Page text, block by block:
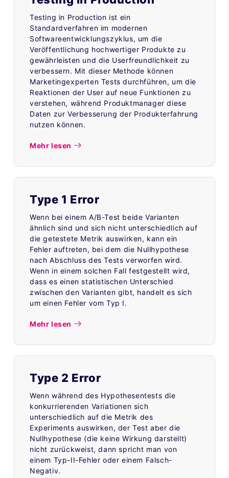
Testing in Production ist ein
Standardverfahren im modernen
Softwareentwicklungszyklus, um die
Veröffentlichung hochwertiger Produkte zu
gewährleisten und die Userfreundlichkeit zu
verbessern. Mit dieser Methode können
Marketingexperten Tests durchführen, um die
Reaktionen der User auf neue Funktionen zu
verstehen, während Produktmanager diese
Daten zur Verbesserung der Produkterfahrung
nutzen können.
Mehr lesen
Type 1 Error
Wenn bei einem A/B-Test beide Varianten
ähnlich sind und sich nicht unterschiedlich auf
die getestete Metrik auswirken, kann ein
Fehler auftreten, bei dem die Nullhypothese
nach Abschluss des Tests verworfen wird.
Wenn in einem solchen Fall festgestellt wird,
dass es einen statistischen Unterschied
zwischen den Varianten gibt, handelt es sich
um einen Fehler vom Typ I.
Mehr lesen
Type 2 Error
Wenn während des Hypothesentests die
konkurrierenden Variationen sich
unterschiedlich auf die Metrik des
Experiments auswirken, der Test aber die
Nullhypothese (die keine Wirkung darstellt)
nicht zurückweist, dann spricht man von
einem Typ-II-Fehler oder einem Falsch-
Negativ.